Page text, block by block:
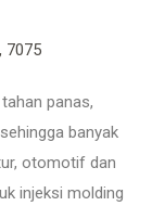
7075
panas,
banyak
otomotif dan
injeksi molding